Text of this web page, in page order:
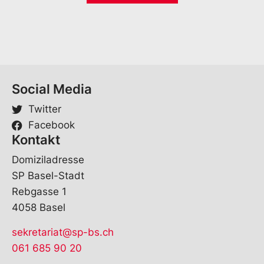
Social Media
Twitter
Facebook
Kontakt
Domiziladresse
SP Basel-Stadt
Rebgasse 1
4058 Basel
sekretariat@sp-bs.ch
061 685 90 20